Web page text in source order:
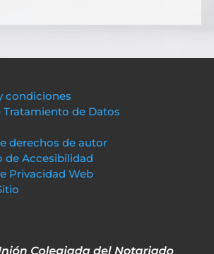
condiciones
Tratamiento de Datos
derechos de autor
de Accesibilidad
Privacidad Web